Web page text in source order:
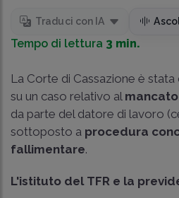
Traduci con IA
Tempo di lettura 3 min.
La Corte di Cassazione è stata
su un caso relativo al
da parte del datore di lavoro
sottoposto a procedura
fallimentare.
L'istituto del TFR e la